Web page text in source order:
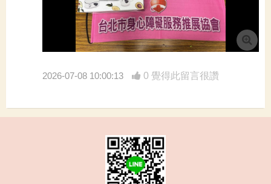
2026-07-08 10:00:13 0 覺得此留言很讚